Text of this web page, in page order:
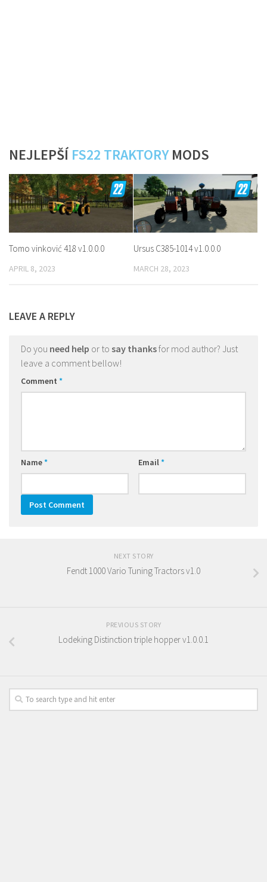
NEJLEPŠÍ FS22 TRAKTORYMODS
Tomo vinković 418 v1.0.0.0
APRIL 8, 2023
Ursus C385-1014 v1.0.0.0
MARCH 28, 2023
LEAVE A REPLY
Do you need help or to say thanksfor mod author? Just
leave a comment bellow!
Comment *
Name* Email*
NEXT STORY
Fendt 1000 Vario Tuning Tractors v1.0
PREVIOUS STORY
Lodeking Distinction triple hopper v1.0.0.1